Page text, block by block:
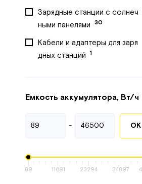
GENERGY
Growatt1
Haisic12
Hyundai5
Iron Angel
Konner&Sohnen15
Loncin
Зарядные станции с солнеч
ными панелями 30
Кабели и адаптеры для заря
дных станций 1
Микроинвертор 6
Павербанк
Система энергонезависимо
Емкость аккумулятора, Вт/ч
- ОК
89 11691 23294 34897